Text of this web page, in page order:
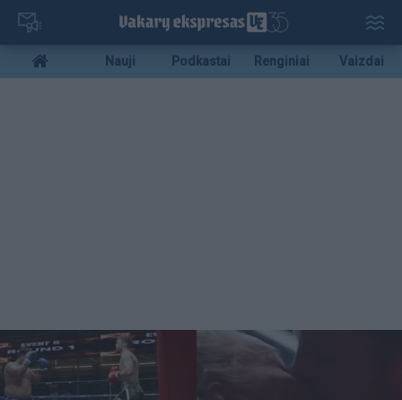
Pereiti
pagrindinį
turinį
Mobile
menu
Nauji Podkastai Renginiai Vaizdai